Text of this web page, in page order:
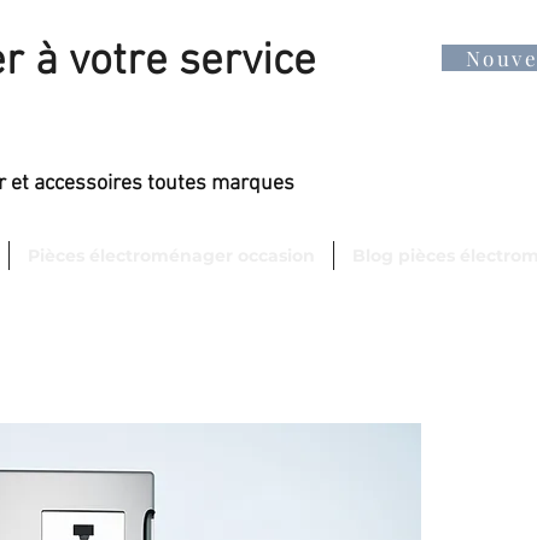
à votre service
et accessoires toutes marques